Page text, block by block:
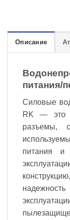
Описание
питания/
Силовые
RK — это
разъемы,
питания и